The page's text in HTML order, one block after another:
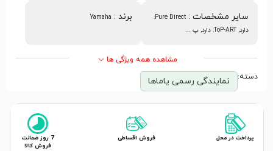
سایر مشخصات :
Pure Direct:
دارد, ToP-ART: دارد, پ ...
برند :
Yamaha
مشاهده همه ویژگی ها
دسته: نمایندگی رسمی یاماها
پرداخت در محل فروش اقساطی
7 روز ضمانت
فروش کالا